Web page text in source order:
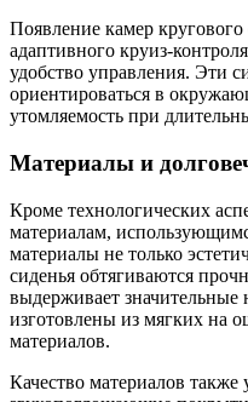
Появление камер
адаптивного круиз-
удобство управления. Эти
ориентироваться в
утомляемость при
Материалы и
Кроме технологических
материалам,
материалы не только
сиденья обтягиваются
выдерживает значительные
изготовлены из мягких на
материалов.
Качество материалов